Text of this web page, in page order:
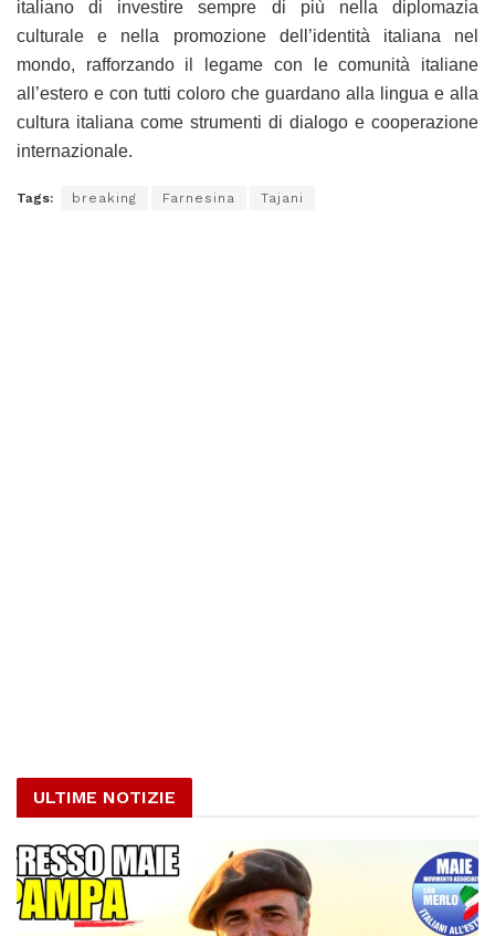
italiano di investire sempre di più nella diplomazia
culturale e nella promozione dell’identità italiana nel
mondo, rafforzando il legame con le comunità italiane
all’estero e con tutti coloro che guardano alla lingua e alla
cultura italiana come strumenti di dialogo e cooperazione
internazionale.
Tags: breaking Farnesina Tajani
ULTIME NOTIZIE